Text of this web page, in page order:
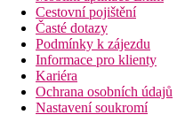
Cestovní pojištění
Časté dotazy
Podmínky k zájezdu
Informace pro klienty
Kariéra
Ochrana osobních údajů
Nastavení soukromí